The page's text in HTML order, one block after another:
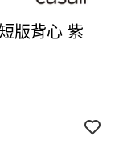
版背心 紫